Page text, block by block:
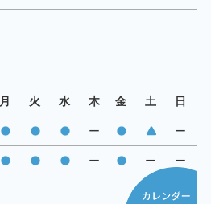
月 火 水 木 金 土 日
ー ー
ー ー ー